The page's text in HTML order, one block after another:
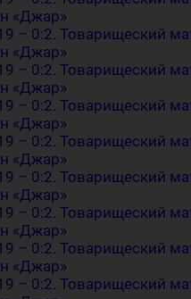
«Джар»
– 0:2. Товарищеский
«Джар»
– 0:2. Товарищеский
«Джар»
– 0:2. Товарищеский
«Джар»
– 0:2. Товарищеский
«Джар»
– 0:2. Товарищеский
«Джар»
– 0:2. Товарищеский
«Джар»
– 0:2. Товарищеский
«Джар»
– 0:2. Товарищеский